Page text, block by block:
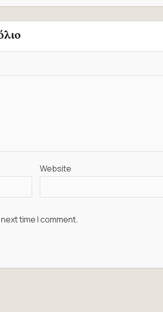
Website
time I comment.